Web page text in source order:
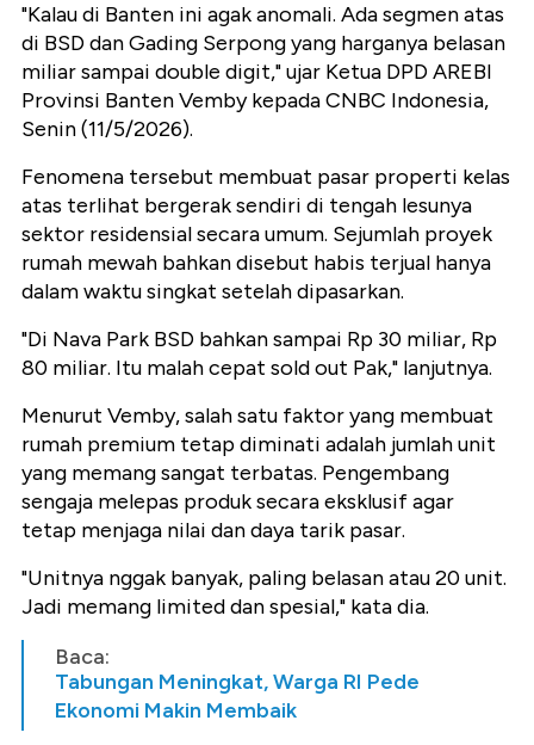
"Kalau di Banten ini agak anomali. Ada segmen atas
di BSD dan Gading Serpong yang harganya belasan
miliar sampai double digit," ujar Ketua DPD AREBI
Provinsi Banten Vemby kepada CNBC Indonesia,
Senin (11/5/2026).
Fenomena tersebut membuat pasar properti kelas
atas terlihat bergerak sendiri di tengah lesunya
sektor residensial secara umum. Sejumlah proyek
rumah mewah bahkan disebut habis terjual hanya
dalam waktu singkat setelah dipasarkan.
"Di Nava Park BSD bahkan sampai Rp 30 miliar, Rp
80 miliar. Itu malah cepat sold out Pak," lanjutnya.
Menurut Vemby, salah satu faktor yang membuat
rumah premium tetap diminati adalah jumlah unit
yang memang sangat terbatas. Pengembang
sengaja melepas produk secara eksklusif agar
tetap menjaga nilai dan daya tarik pasar.
"Unitnya nggak banyak, paling belasan atau 20 unit.
Jadi memang limited dan spesial," kata dia.
Baca:
Tabungan Meningkat, Warga RI Pede
Ekonomi Makin Membaik